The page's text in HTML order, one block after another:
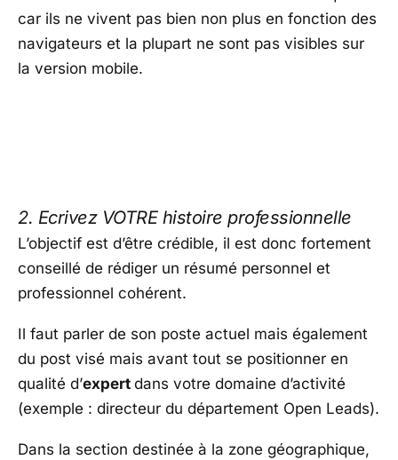
car ils ne vivent pas bien non plus en fonction des
navigateurs et la plupart ne sont pas visibles sur
la version mobile.
2. Ecrivez VOTRE histoire professionnelle
L’objectif est d’être crédible, il est donc fortement
conseillé de rédiger un résumé personnel et
professionnel cohérent.
Il faut parler de son poste actuel mais également
du post visé mais avant tout se positionner en
qualité d’expert dans votre domaine d’activité
(exemple : directeur du département Open Leads).
Dans la section destinée à la zone géographique,